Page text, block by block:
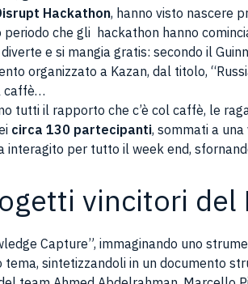
Hackathon, hanno visto nascere
periodo che gli hackathon hanno
e si mangia gratis: secondo il
organizzato a Kazan, dal titolo,
caffè…
tutti il rapporto che c’è col caffè, le
circa 130 partecipanti, sommati a
interagito per tutto il week end,
vincitori del
Capture”, immaginando uno
sintetizzandoli in un documento